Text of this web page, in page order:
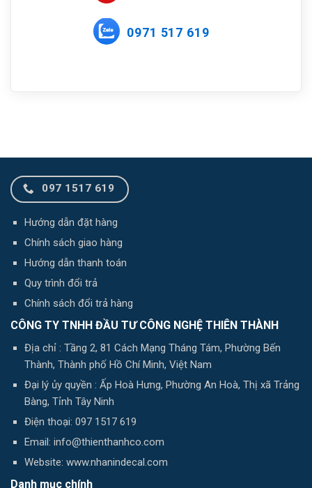
0971 517 619
097 1517 619
Hướng dẫn đặt hàng
Chính sách giao hàng
Hướng dẫn thanh toán
Quy trình đổi trả
Chính sách đổi trả hàng
CÔNG TY TNHH ĐẦU TƯ CÔNG NGHỆ THIÊN THÀNH
Địa chỉ : Tầng 2, 81 Cách Mạng Tháng Tám, Phường Bến
Thành, Thành phố Hồ Chí Minh, Việt Nam
Đại lý ủy quyền : Ấp Hoà Hưng, Phường An Hoà, Thị xã Trảng
Bàng, Tỉnh Tây Ninh
Điện thoại: 097 1517 619
Email: info@thienthanhco.com
Website: www.nhanindecal.com
Danh mục chính